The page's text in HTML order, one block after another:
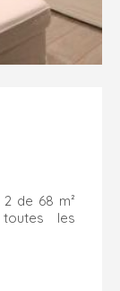
de 68 m²
les